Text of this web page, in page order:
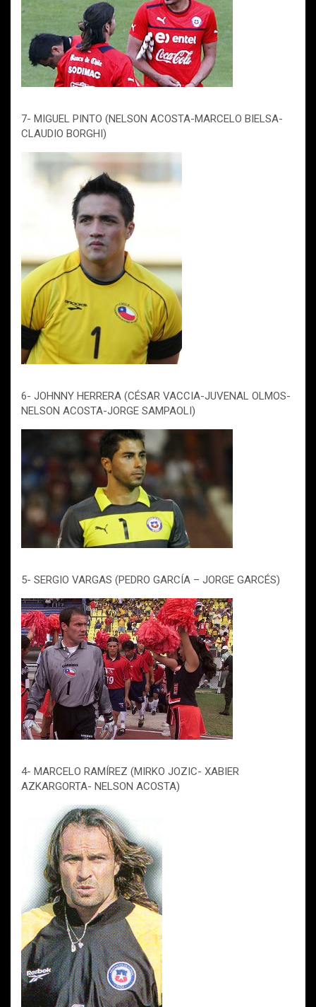
7- MIGUEL PINTO (NELSON ACOSTA-MARCELO BIELSA-
CLAUDIO BORGHI)
6- JOHNNY HERRERA (CÉSAR VACCIA-JUVENAL OLMOS-
NELSON ACOSTA-JORGE SAMPAOLI)
5- SERGIO VARGAS (PEDRO GARCÍA – JORGE GARCÉS)
4- MARCELO RAMÍREZ (MIRKO JOZIC- XABIER
AZKARGORTA- NELSON ACOSTA)